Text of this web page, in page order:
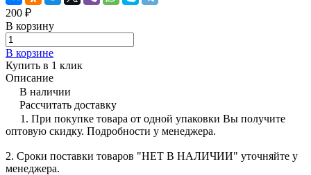
200 ₽
В корзину
В корзине
Купить в 1 клик
Описание
В наличии
Рассчитать доставку
1. При покупке товара от одной упаковки Вы получите
оптовую скидку. Подробности у менеджера.
2. Сроки поставки товаров "НЕТ В НАЛИЧИИ" уточняйте у
менеджера.